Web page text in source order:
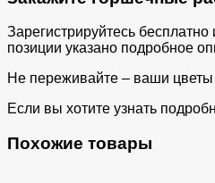
Зарегистрируйтесь
позиции указано подробное
Не переживайте – ваши
Если вы хотите узнать
Похожие товары